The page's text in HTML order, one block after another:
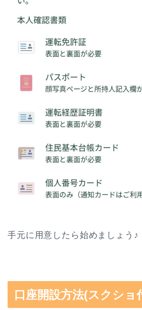
手元に用意したら始めましょう♪
口座開設方法(スクシ